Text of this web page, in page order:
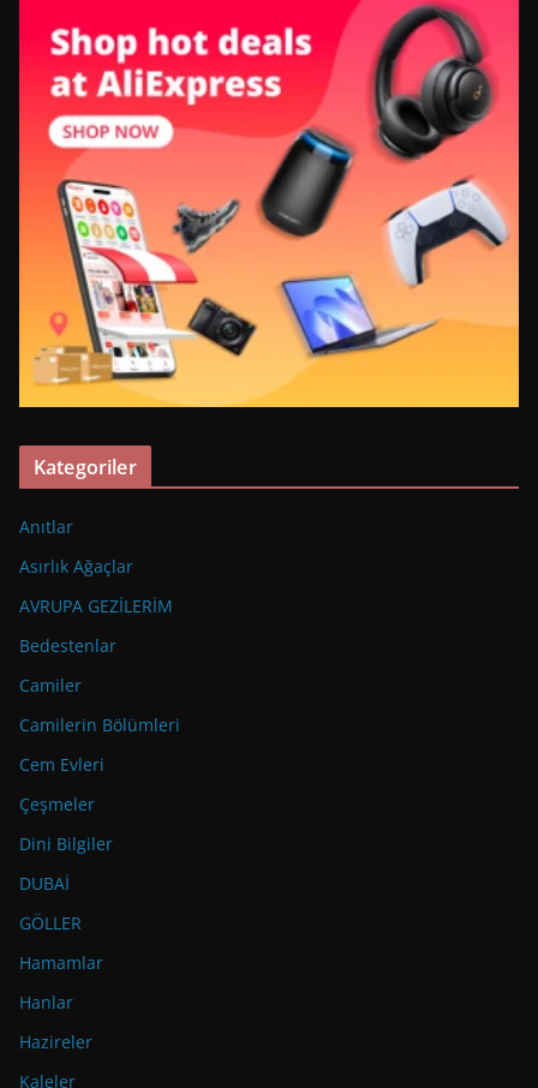
Kategoriler
Anıtlar
Asırlık Ağaçlar
AVRUPA GEZİLERİM
Bedestenlar
Camiler
Camilerin Bölümleri
Cem Evleri
Çeşmeler
Dini Bilgiler
DUBAİ
GÖLLER
Hamamlar
Hanlar
Hazireler
Kaleler